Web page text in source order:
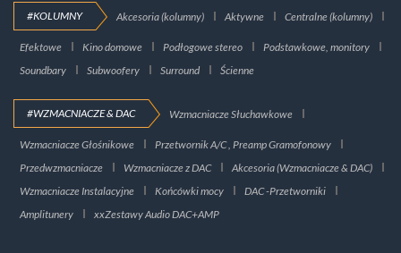
#KOLUMNY Akcesoria (kolumny) Aktywne Centralne (kolumny)
Efektowe Kino domowe Podłogowe stereo
Podstawkowe, monitory
Soundbary
Subwoofery Surround Ścienne
#WZMACNIACZE & DAC Wzmacniacze Słuchawkowe
Wzmacniacze Głośnikowe
Przetwornik A/C , Preamp Gramofonowy
Przedwzmacniacze
Wzmacniacze z DAC
Akcesoria (Wzmacniacze & DAC)
Wzmacniacze Instalacyjne
Końcówki mocy
DAC -Przetworniki
Amplitunery
xxZestawy Audio DAC+AMP